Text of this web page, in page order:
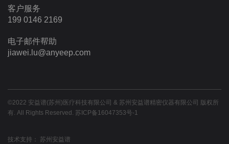
客户服务
199 0146 2169
电子邮件帮助
jiawei.lu@anyeep.com
©2022 安益谱(苏州)医疗科技有限公司 & 苏州安益谱精密仪器有限公司 版权所
有. All Rights Reserved. 苏ICP备16047353号-1
技术支持： 苏州安益谱